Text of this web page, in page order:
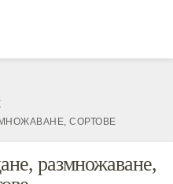
СОРТОВЕ
размножаване,